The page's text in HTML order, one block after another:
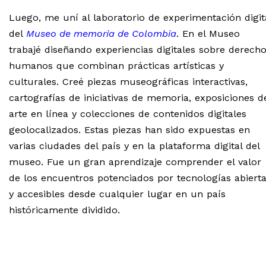
Luego, me uní al laboratorio de experimentación
del Museo de memoria de Colombia. En el Museo
trabajé diseñando experiencias digitales sobre
humanos que combinan prácticas artísticas y
culturales. Creé piezas museográficas interactivas,
cartografías de iniciativas de memoria, exposiciones
arte en línea y colecciones de contenidos digitales
geolocalizados. Estas piezas han sido expuestas en
varias ciudades del país y en la plataforma digital del
museo. Fue un gran aprendizaje comprender el valor
de los encuentros potenciados por tecnologías
y accesibles desde cualquier lugar en un país
históricamente dividido.